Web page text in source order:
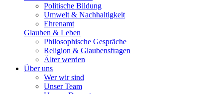
Politische Bildung
Umwelt & Nachhaltigkeit
Ehrenamt
Glauben & Leben
Philosophische Gespräche
Religion & Glaubensfragen
Älter werden
Über uns
Wer wir sind
Unser Team